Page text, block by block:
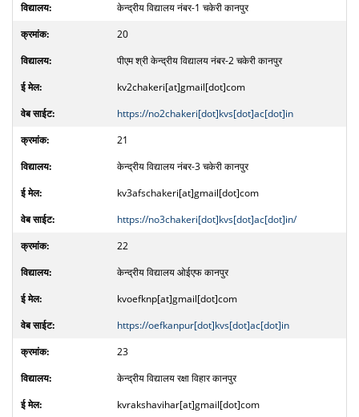
केन्द्रीय विद्यालय नंबर-1 चकेरी कानपुर
20
पीएम श्री केन्द्रीय विद्यालय नंबर-2 चकेरी कानपुर
kv2chakeri[at]gmail[dot]com
https://no2chakeri[dot]kvs[dot]ac[dot]in
21
केन्द्रीय विद्यालय नंबर-3 चकेरी कानपुर
kv3afschakeri[at]gmail[dot]com
https://no3chakeri[dot]kvs[dot]ac[dot]in/
22
केन्द्रीय विद्यालय ओईएफ कानपुर
kvoefknp[at]gmail[dot]com
https://oefkanpur[dot]kvs[dot]ac[dot]in
23
केन्द्रीय विद्यालय रक्षा विहार कानपुर
kvrakshavihar[at]gmail[dot]com